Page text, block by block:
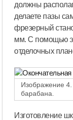
должны
делаете пазы
фрезерный
мм. С помощью
отделочных
Изображение
барабана.
Изготовление